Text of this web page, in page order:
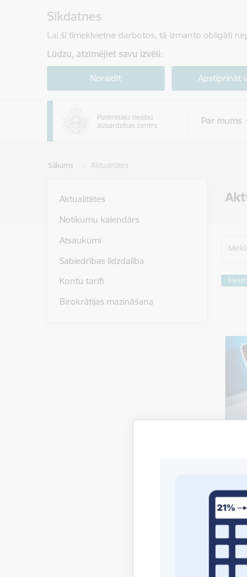
Sīkdatnes
Lai šī tīmekļvietne darbotos, tā izmanto obligāti
Lūdzu, atzīmējiet savu izvēli:
Noraidīt Apstiprināt
Par mums
Sākums Aktualitātes
Aktualitātes
Notikumu kalendārs
Atsaukumi
Sabiedrības līdzdalība
Kontu tarifi
Birokrātijas mazināšana